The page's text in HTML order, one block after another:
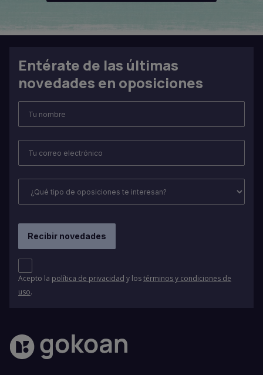
Entérate de las últimas
novedades en oposiciones
Acepto la política de privacidad y lostérminos y condiciones de
uso.